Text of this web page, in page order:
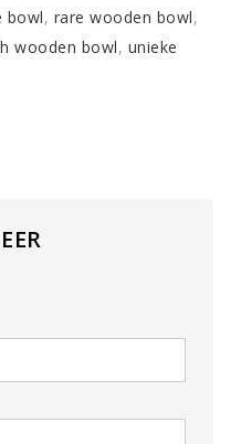
bowl, rare wooden bowl,
wooden bowl, unieke